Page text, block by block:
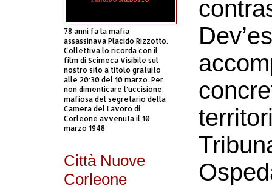
78 anni fa la mafia
assassinava Placido Rizzotto.
Collettiva lo ricorda con il
film di Scimeca Visibile sul
nostro sito a titolo gratuito
alle 20:30 del 10 marzo. Per
non dimenticare l’uccisione
mafiosa del segretario della
Camera del Lavoro di
Corleone avvenuta il 10
marzo 1948
Città Nuove
Corleone